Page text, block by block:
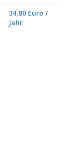
34,80 Euro /
Jahr